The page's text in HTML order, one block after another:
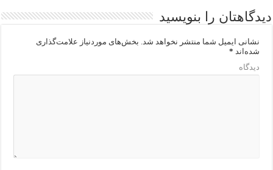
دیدگاهتان را بنویسید
نشانی ایمیل شما منتشر نخواهد شد. بخش‌های موردنیاز علامت‌گذاری
شده‌اند *
دیدگاه